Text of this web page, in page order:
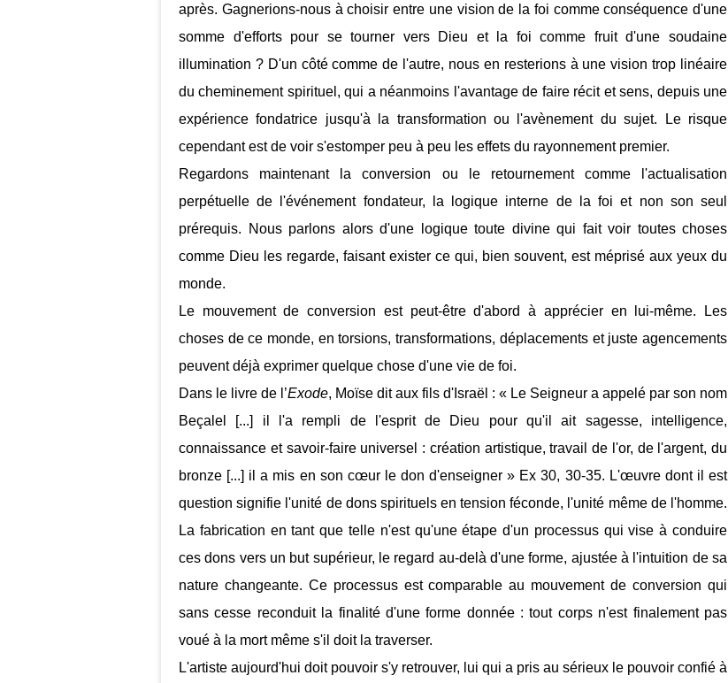
après. Gagnerions-nous à choisir entre une vision de la foi comme conséquence d'une
somme d'efforts pour se tourner vers Dieu et la foi comme fruit d'une soudaine
illumination ? D'un côté comme de l'autre, nous en resterions à une vision trop linéaire
du cheminement spirituel, qui a néanmoins l'avantage de faire récit et sens, depuis une
expérience fondatrice jusqu'à la transformation ou l'avènement du sujet. Le risque
cependant est de voir s'estomper peu à peu les effets du rayonnement premier.
Regardons maintenant la conversion ou le retournement comme l'actualisation
perpétuelle de l'événement fondateur, la logique interne de la foi et non son seul
prérequis. Nous parlons alors d'une logique toute divine qui fait voir toutes choses
comme Dieu les regarde, faisant exister ce qui, bien souvent, est méprisé aux yeux du
monde.
Le mouvement de conversion est peut-être d'abord à apprécier en lui-même. Les
choses de ce monde, en torsions, transformations, déplacements et juste agencements
peuvent déjà exprimer quelque chose d'une vie de foi.
Dans le livre de l’Exode, Moïse dit aux fils d'Israël : « Le Seigneur a appelé par son nom
Beçalel [...] il l'a rempli de l'esprit de Dieu pour qu'il ait sagesse, intelligence,
connaissance et savoir-faire universel : création artistique, travail de l'or, de l'argent, du
bronze [...] il a mis en son cœur le don d'enseigner » Ex 30, 30-35. L'œuvre dont il est
question signifie l'unité de dons spirituels en tension féconde, l'unité même de l'homme.
La fabrication en tant que telle n'est qu'une étape d'un processus qui vise à conduire
ces dons vers un but supérieur, le regard au-delà d'une forme, ajustée à l'intuition de sa
nature changeante. Ce processus est comparable au mouvement de conversion qui
sans cesse reconduit la finalité d'une forme donnée : tout corps n'est finalement pas
voué à la mort même s'il doit la traverser.
L'artiste aujourd'hui doit pouvoir s'y retrouver, lui qui a pris au sérieux le pouvoir confié à